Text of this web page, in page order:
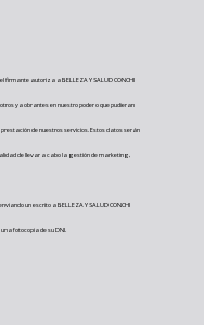
firmante autoriza a BELLEZA Y SALUD CONCHI
ya obrantes en nuestro poder o que pudieran
de nuestros servicios. Estos datos serán
de llevar a cabo la gestión de marketing,
un escrito a BELLEZA Y SALUD CONCHI
fotocopia de su DNI.